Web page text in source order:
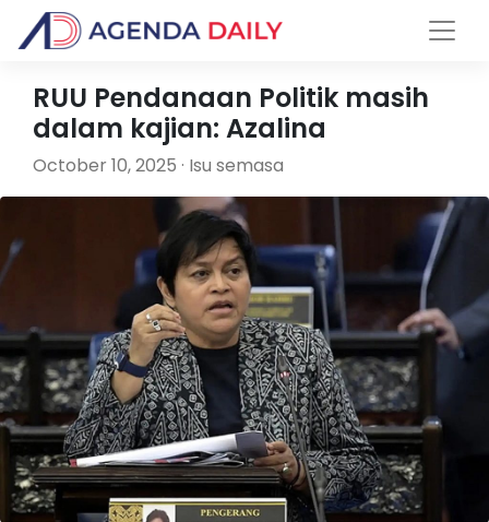
RUU Pendanaan Politik masih
dalam kajian: Azalina
October 10, 2025 · Isu semasa